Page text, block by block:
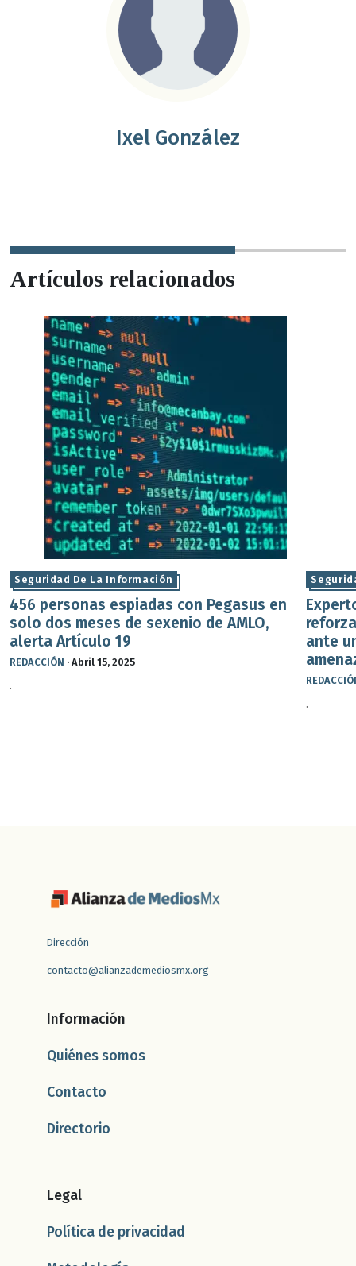
Ixel González
Artículos relacionados
Seguridad De La Información
456 personas espiadas con Pegasus en
solo dos meses de sexenio de AMLO,
alerta Artículo 19
REDACCIÓN · Abril 15, 2025
.
ante
.
Dirección
contacto@alianzademediosmx.org
Información
Quiénes somos
Contacto
Directorio
Legal
Política de privacidad